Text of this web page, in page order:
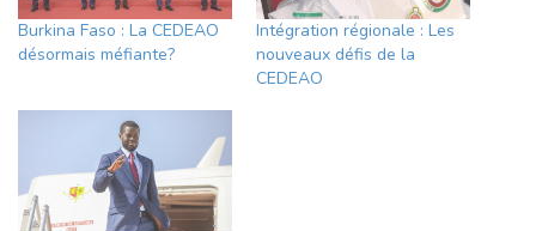
Burkina Faso : La CEDEAO
désormais méfiante?
Intégration régionale : Les
nouveaux défis de la
CEDEAO